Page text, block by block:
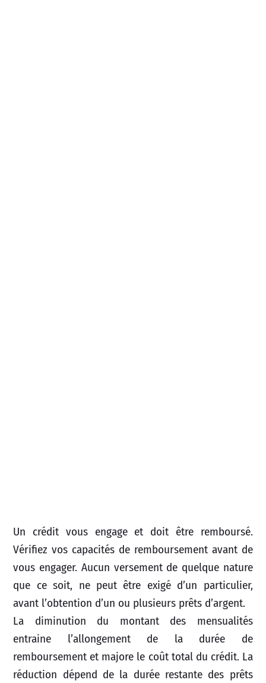
Un crédit vous engage et doit être remboursé.
Vérifiez vos capacités de remboursement avant de
vous engager. Aucun versement de quelque nature
que ce soit, ne peut être exigé d’un particulier,
avant l’obtention d’un ou plusieurs prêts d’argent.
La diminution du montant des mensualités
entraine l’allongement de la durée de
remboursement et majore le coût total du crédit. La
réduction dépend de la durée restante des prêts